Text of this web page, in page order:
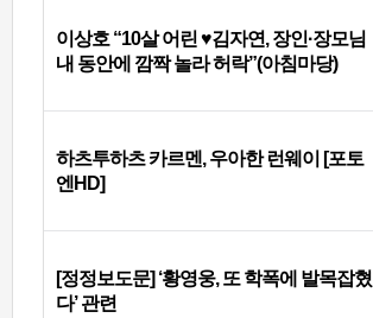
이상호 “10살 어린 ♥김자연, 장인·장모님
내 동안에 깜짝 놀라 허락”(아침마당)
하츠투하츠 카르멘, 우아한 런웨이 [포토
엔HD]
[정정보도문] ‘황영웅, 또 학폭에 발목잡혔
다’ 관련